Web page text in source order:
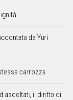
da Yuri
carrozza
ascoltati, il diritto di